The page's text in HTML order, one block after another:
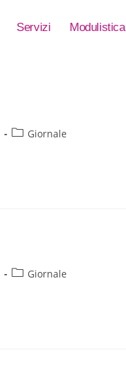
Servizi Modulistica
Giornale
Giornale